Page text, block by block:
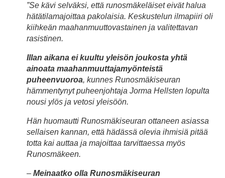
”Se kävi selväksi, että runosmäkeläiset eivät halua
hätätilamajoittaa pakolaisia. Keskustelun ilmapiiri oli
kiihkeän maahanmuuttovastainen ja valitettavan
rasistinen.
Illan aikana ei kuultu yleisön joukosta yhtä
ainoata maahanmuuttajamyönteistä
puheenvuoroa, kunnes Runosmäkiseuran
hämmentynyt puheenjohtaja Jorma Hellsten lopulta
nousi ylös ja vetosi yleisöön.
Hän huomautti Runosmäkiseuran ottaneen asiassa
sellaisen kannan, että hädässä olevia ihmisiä pitää
totta kai auttaa ja majoittaa tarvittaessa myös
Runosmäkeen.
– Meinaatko olla Runosmäkiseuran